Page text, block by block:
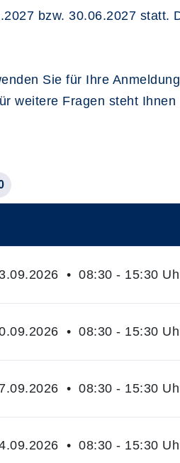
bzw. 30.06.2027 statt.
Sie für Ihre
weitere Fragen steht
• 08:30 - 15:30
• 08:30 - 15:30
• 08:30 - 15:30
• 08:30 - 15:30